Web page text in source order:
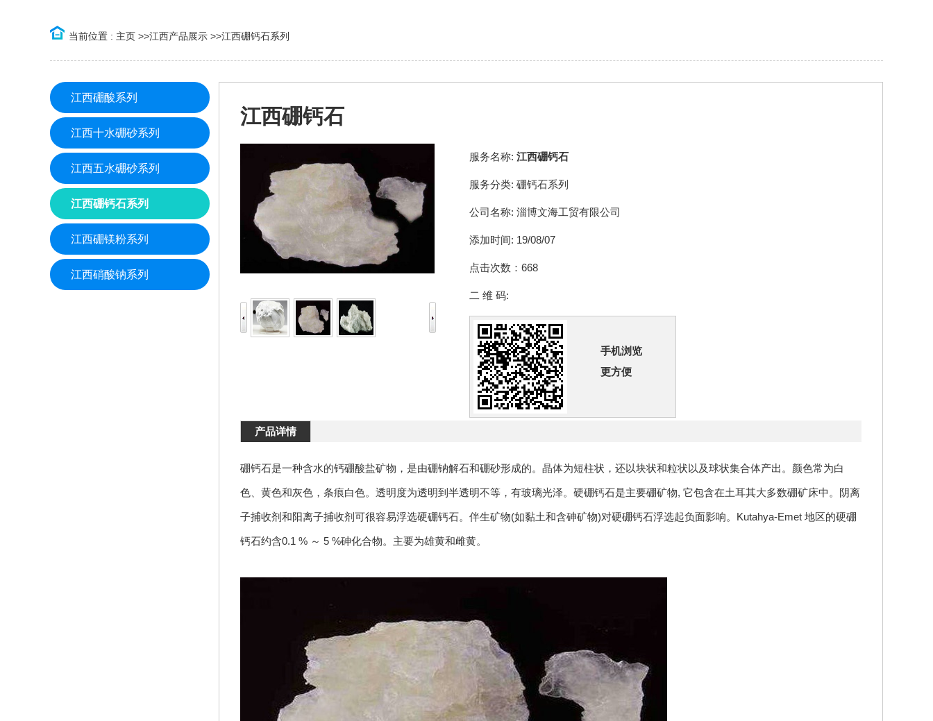
当前位置 : 主页 >>江西产品展示 >>江西硼钙石系列
江西硼酸系列
江西十水硼砂系列
江西五水硼砂系列
江西硼钙石系列
江西硼镁粉系列
江西硝酸钠系列
江西硼钙石
服务名称: 江西硼钙石
服务分类: 硼钙石系列
公司名称: 淄博文海工贸有限公司
添加时间: 19/08/07
点击次数： 668
二 维 码:
手机浏览
更方便
产品详情
硼钙石是一种含水的钙硼酸盐矿物，是由硼钠解石和硼砂形成的。晶体为短柱状，还以块状和粒状以及球状集合体产出。颜色常为白
色、黄色和灰色，条痕白色。透明度为透明到半透明不等，有玻璃光泽。硬硼钙石是主要硼矿物, 它包含在土耳其大多数硼矿床中。阴离
子捕收剂和阳离子捕收剂可很容易浮选硬硼钙石。伴生矿物(如黏土和含砷矿物)对硬硼钙石浮选起负面影响。Kutahya-Emet 地区的硬硼
钙石约含0.1 % ～ 5 %砷化合物。主要为雄黄和雌黄。